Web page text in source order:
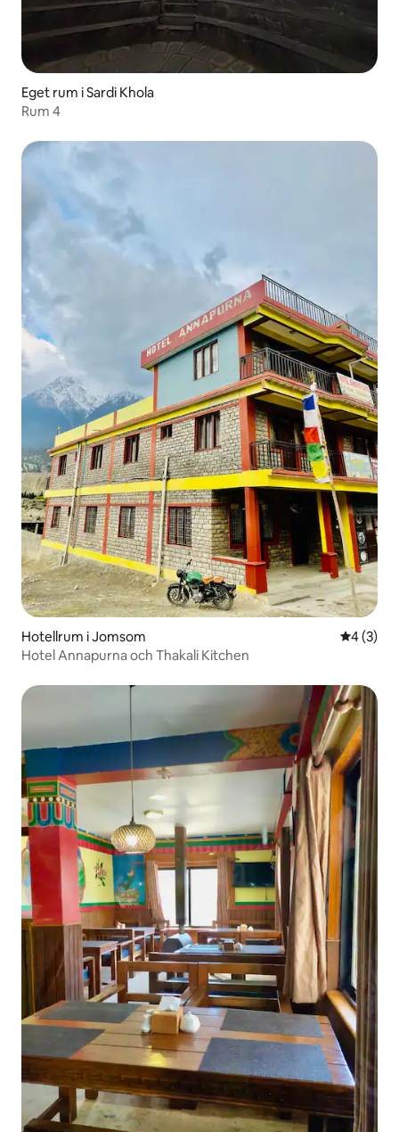
Eget rum i Sardi Khola
Rum 4
Hotellrum i Jomsom 4 av 5 i
4 (3)
Hotel Annapurna och Thakali Kitchen